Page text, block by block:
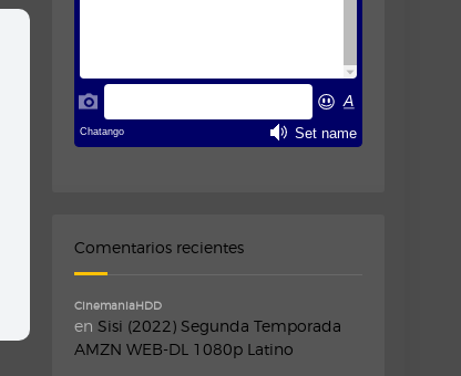
Comentarios recientes
CinemaniaHDD
en Sisi (2022) Segunda Temporada
AMZN WEB-DL 1080p Latino